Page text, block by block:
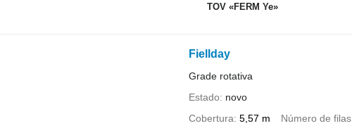
TOV «FERM Ye»
Fiellday
Grade rotativa
Estado
novo
Cobertura 5,57 m Número de filas